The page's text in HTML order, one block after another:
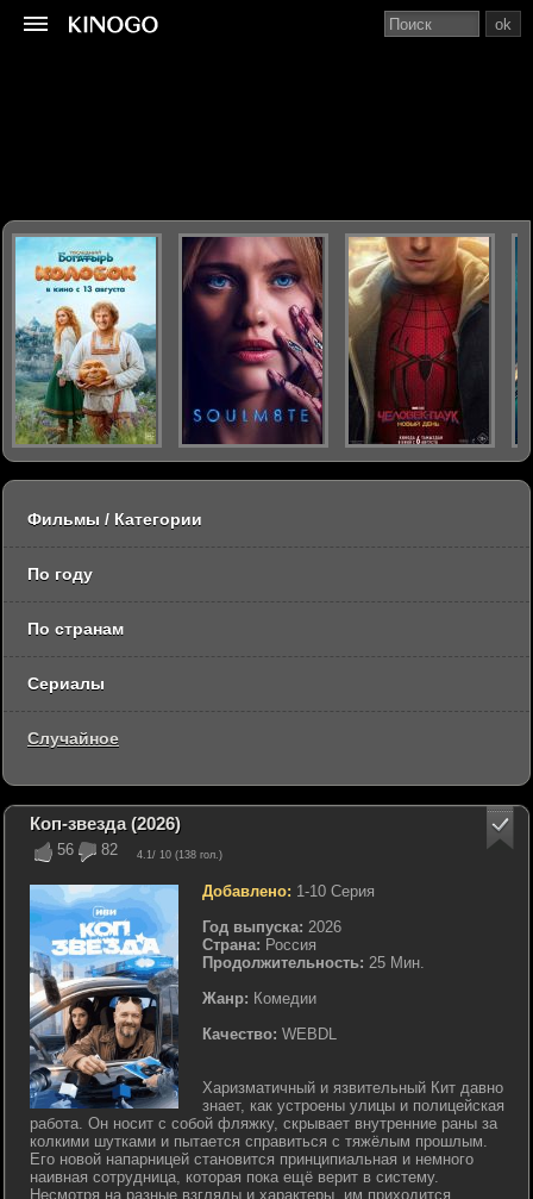
56 82 4.1/ 10 (138 гол.)
Коп-звезда (2026)
Добавлено: 1-10 Серия
Год выпуска: 2026
Страна: Россия
Продолжительность: 25 Мин.
Жанр: Комедии
Качество: WEBDL
Харизматичный и язвительный Кит давно
знает, как устроены улицы и полицейская
работа. Он носит с собой фляжку, скрывает внутренние раны за
колкими шутками и пытается справиться с тяжёлым прошлым.
Его новой напарницей становится принципиальная и немного
наивная сотрудница, которая пока ещё верит в систему.
Несмотря на разные взгляды и характеры, им приходится
ok
Фильмы / Категории
По году
По странам
Сериалы
Случайное